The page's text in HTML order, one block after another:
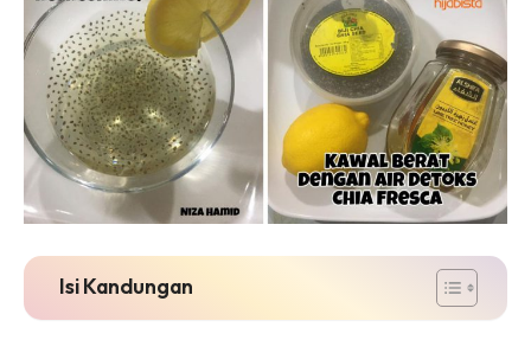
Isi Kandungan